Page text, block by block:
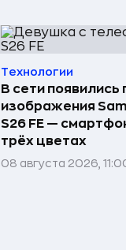
Технологии
В сети появились
изображения
S26 FE —
трёх цветах
08 августа 2026,